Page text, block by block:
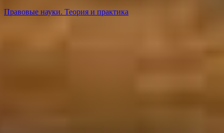
Правовые науки. Теория и практика